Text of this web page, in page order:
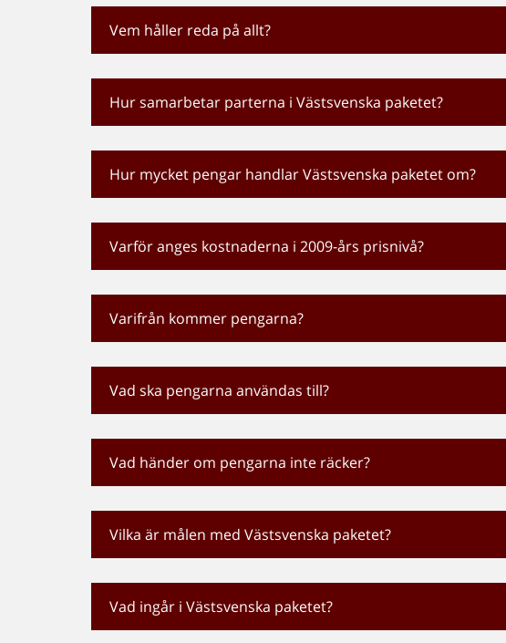
Vem håller reda på allt?
Hur samarbetar parterna i Västsvenska paketet?
Hur mycket pengar handlar Västsvenska paketet om?
Varför anges kostnaderna i 2009-års prisnivå?
Varifrån kommer pengarna?
Vad ska pengarna användas till?
Vad händer om pengarna inte räcker?
Vilka är målen med Västsvenska paketet?
Vad ingår i Västsvenska paketet?